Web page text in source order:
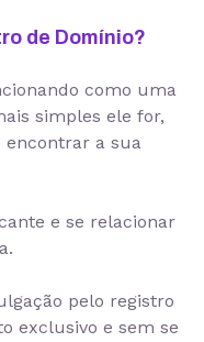
de Domínio?
como uma
simples ele for,
encontrar a sua
e se relacionar
pelo registro
exclusivo e sem se